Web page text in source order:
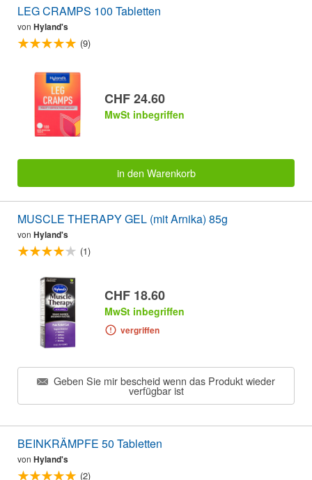
LEG CRAMPS 100 Tabletten
von Hyland's
(9)
CHF 24.60
MwSt inbegriffen
in den Warenkorb
MUSCLE THERAPY GEL (mit Arnika) 85g
von Hyland's
(1)
CHF 18.60
MwSt inbegriffen
vergriffen
Geben Sie mir bescheid wenn das Produkt wieder
verfügbar ist
BEINKRÄMPFE 50 Tabletten
von Hyland's
(2)